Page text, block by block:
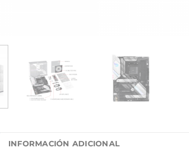
INFORMACIÓN ADICIONAL